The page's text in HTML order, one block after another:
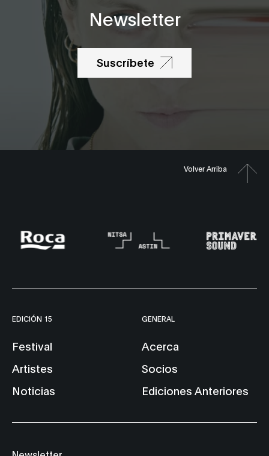
Newsletter
Suscríbete
Volver Arriba
EDICIÓN 15
Festival
Artistes
Noticias
GENERAL
Acerca
Socios
Ediciones Anteriores